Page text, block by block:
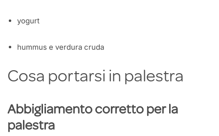
yogurt
hummus e verdura cruda
Cosa portarsi in palestra
Abbigliamento corretto per la
palestra